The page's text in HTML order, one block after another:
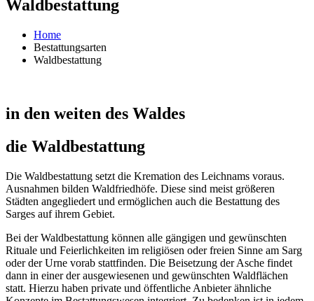
Waldbestattung
Home
Bestattungsarten
Waldbestattung
in den weiten des Waldes
die Waldbestattung
Die Waldbestattung setzt die Kremation des Leichnams voraus.
Ausnahmen bilden Waldfriedhöfe. Diese sind meist größeren
Städten angegliedert und ermöglichen auch die Bestattung des
Sarges auf ihrem Gebiet.
Bei der Waldbestattung können alle gängigen und gewünschten
Rituale und Feierlichkeiten im religiösen oder freien Sinne am Sarg
oder der Urne vorab stattfinden. Die Beisetzung der Asche findet
dann in einer der ausgewiesenen und gewünschten Waldflächen
statt. Hierzu haben private und öffentliche Anbieter ähnliche